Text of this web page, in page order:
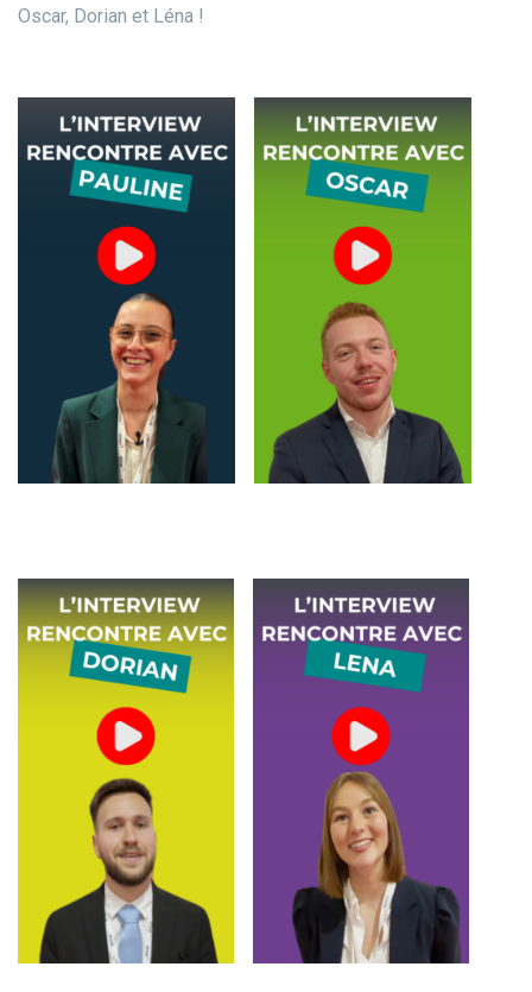
Oscar, Dorian et Léna !